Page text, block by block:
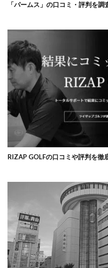
「パームス」の口コミ・評判を調
RIZAP GOLFの口コミや評判を徹